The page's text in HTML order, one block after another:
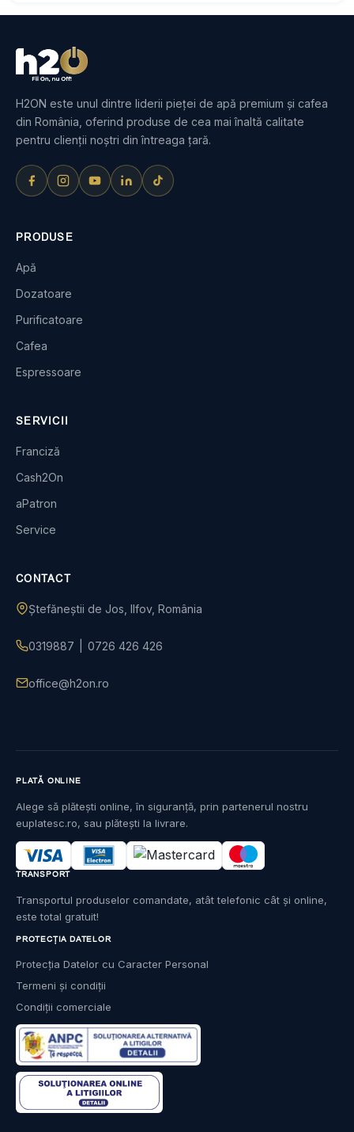
H2ON este unul dintre liderii pieței de apă premium și cafea
din România, oferind produse de cea mai înaltă calitate
pentru clienții noștri din întreaga țară.
PRODUSE
Apă
Dozatoare
Purificatoare
Cafea
Espressoare
SERVICII
Franciză
Cash2On
aPatron
Service
CONTACT
Ștefăneștii de Jos, Ilfov, România
0319887 0726 426 426
office@h2on.ro
PROTECȚIA DATELOR
Protecția Datelor cu Caracter Personal
Termeni și condiții
Condiții comerciale
PLATĂ ONLINE
Alege să plătești online, în siguranță, prin partenerul nostru
euplatesc.ro, sau plătești la livrare.
TRANSPORT
Transportul produselor comandate, atât telefonic cât și online,
este total gratuit!